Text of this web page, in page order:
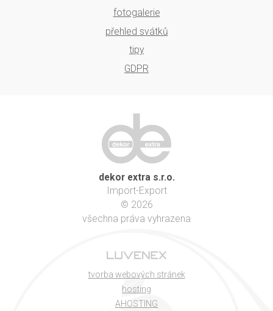
fotogalerie
přehled svátků
tipy
GDPR
dekor extra s.r.o.
Import-Export
© 2026
všechna práva vyhrazena
tvorba webových stránek
hosting
AHOSTING